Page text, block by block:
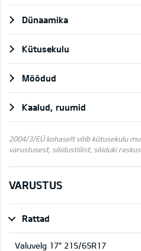
Dünaamika
Kütusekulu
Mõõdud
Kaalud, ruumid
2004/3/EÜ kohaselt võib kütusekulu
varustusest, sõidustiilist, sõiduki
VARUSTUS
Rattad
Valuvelg 17" 215/65R17